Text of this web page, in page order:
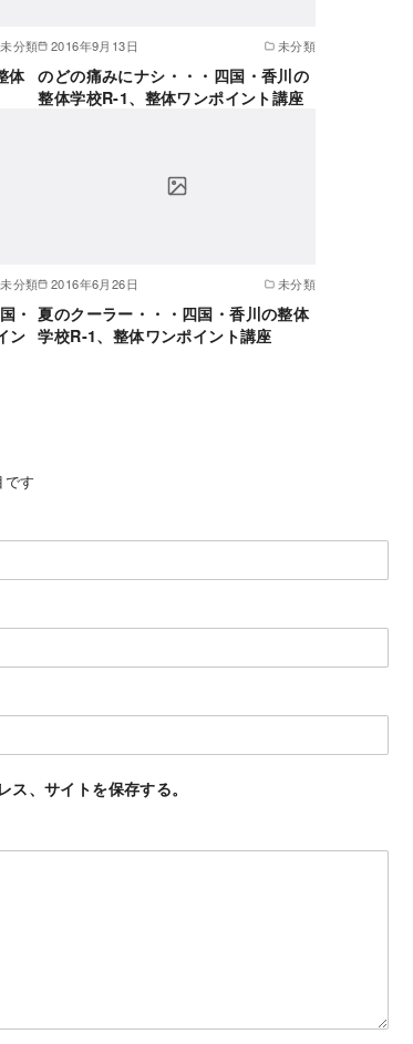
未分類
体
2016年9月13日 未分類
のどの痛みにナシ・・・四国・香川の
整体学校R-1、整体ワンポイント講座
未分類
・
ン
2016年6月26日 未分類
夏のクーラー・・・四国・香川の整体
学校R-1、整体ワンポイント講座
す
、サイトを保存する。